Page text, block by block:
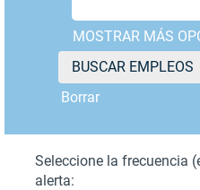
MOSTRAR MÁS
Borrar
Seleccione la frecuencia
alerta: